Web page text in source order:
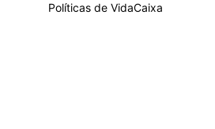
Políticas de VidaCaixa